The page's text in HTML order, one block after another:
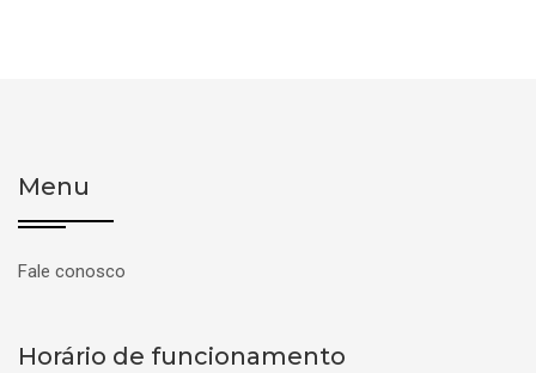
Menu
Fale conosco
Horário de funcionamento